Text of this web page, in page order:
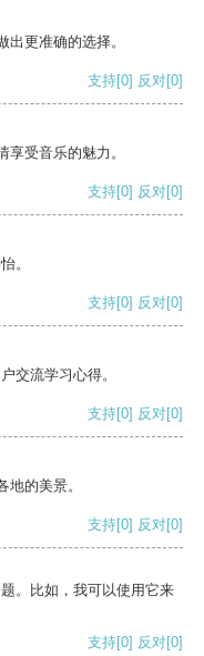
更准确的选择。
支持[0] 反对[0]
受音乐的魅力。
支持[0] 反对[0]
。
支持[0] 反对[0]
交流学习心得。
支持[0] 反对[0]
的美景。
支持[0] 反对[0]
。比如，我可以使用它来
支持[0] 反对[0]